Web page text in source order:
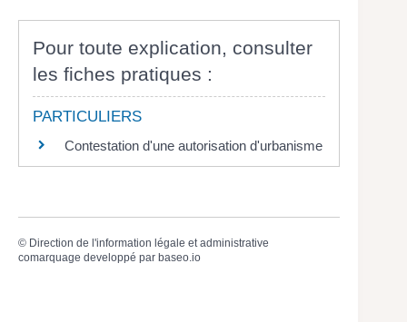
Pour toute explication, consulter
les fiches pratiques :
PARTICULIERS
Contestation d'une autorisation d'urbanisme
© Direction de l'information légale et administrative
comarquage developpé par baseo.io